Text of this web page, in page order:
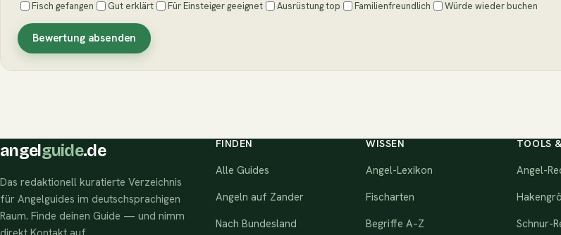
Fisch gefangen
Gut erklärt Für Einsteiger geeignet Ausrüstung top Familienfreundlich Würde wieder buchen
Bewertung absenden
angelguide.de
Das redaktionell kuratierte Verzeichnis
für Angelguides im deutschsprachigen
Raum. Finde deinen Guide — und nimm
FINDEN
Alle Guides
Angeln auf Zander
Nach Bundesland
WISSEN
Angel-Lexikon
Fischarten
Begriffe A–Z
TOOLS
Angel-
Schnur-